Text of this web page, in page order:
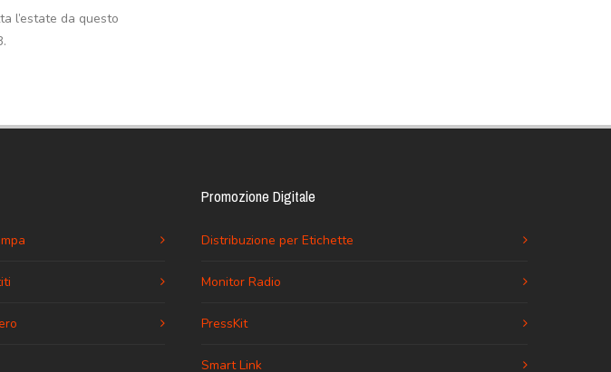
l’estate da questo
Promozione Digitale
Distribuzione per Etichette
Monitor Radio
PressKit
Smart Link